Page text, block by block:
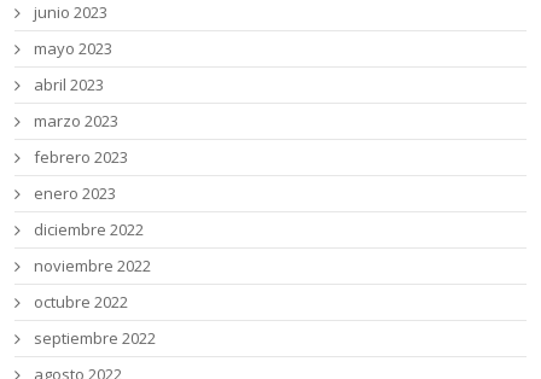
junio 2023
mayo 2023
abril 2023
marzo 2023
febrero 2023
enero 2023
diciembre 2022
noviembre 2022
octubre 2022
septiembre 2022
agosto 2022